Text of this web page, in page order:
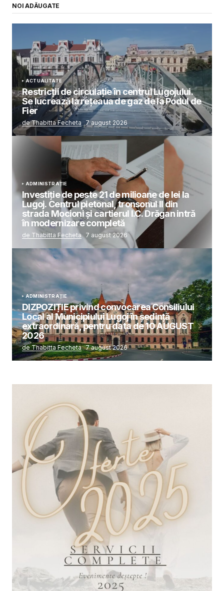
NOI ADĂUGATE
ACTUALITATE
Restricții de circulație în centrul Lugojului.
Se lucrează la rețeaua de gaz de la Podul de
Fier
de Thabitta Fecheta 7 august 2026
ADMINISTRAȚIE
Investiție de peste 21 de milioane de lei la
Lugoj. Centrul pietonal, tronsonul II din
strada Mocioni și cartierul I.C. Drăgan intră
în modernizare completă
de Thabitta Fecheta 7 august 2026
ADMINISTRAȚIE
DIZPOZIȚIE privind convocarea Consiliului
Local al Municipiului Lugoj în şedinţă
extraordinară, pentru data de 10 AUGUST
2026
de Thabitta Fecheta 7 august 2026